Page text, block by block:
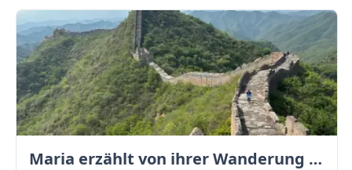
Maria erzählt von ihrer Wanderung auf der Großen Mauer